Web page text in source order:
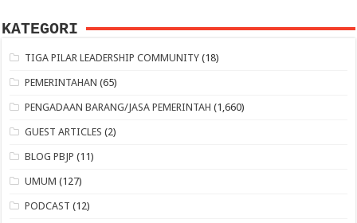
KATEGORI
TIGA PILAR LEADERSHIP COMMUNITY (18)
PEMERINTAHAN (65)
PENGADAAN BARANG/JASA PEMERINTAH (1,660)
GUEST ARTICLES (2)
BLOG PBJP (11)
UMUM (127)
PODCAST (12)